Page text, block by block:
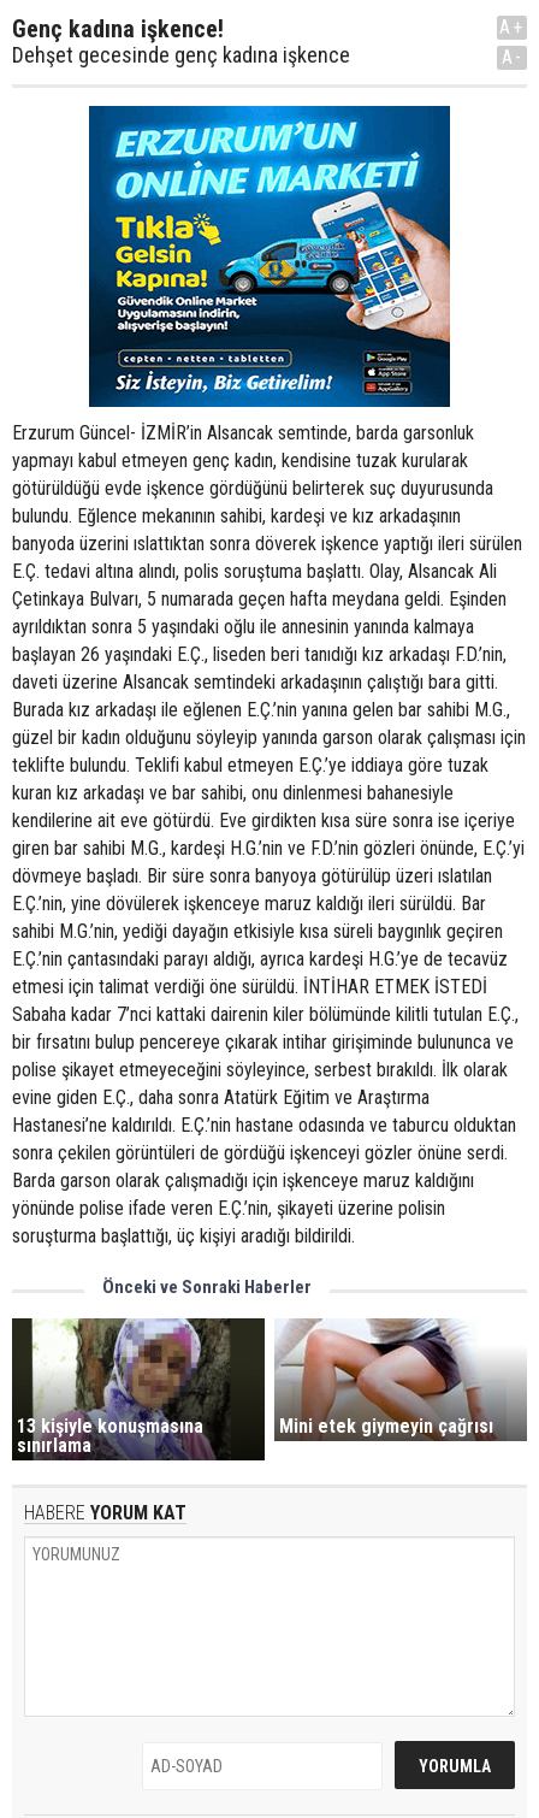
Genç kadına işkence!
Dehşet gecesinde genç kadına işkence
A+
A-
Erzurum Güncel- İZMİR’in Alsancak semtinde, barda garsonluk
yapmayı kabul etmeyen genç kadın, kendisine tuzak kurularak
götürüldüğü evde işkence gördüğünü belirterek suç duyurusunda
bulundu. Eğlence mekanının sahibi, kardeşi ve kız arkadaşının
banyoda üzerini ıslattıktan sonra döverek işkence yaptığı ileri sürülen
E.Ç. tedavi altına alındı, polis soruştuma başlattı. Olay, Alsancak Ali
Çetinkaya Bulvarı, 5 numarada geçen hafta meydana geldi. Eşinden
ayrıldıktan sonra 5 yaşındaki oğlu ile annesinin yanında kalmaya
başlayan 26 yaşındaki E.Ç., liseden beri tanıdığı kız arkadaşı F.D.’nin,
daveti üzerine Alsancak semtindeki arkadaşının çalıştığı bara gitti.
Burada kız arkadaşı ile eğlenen E.Ç.’nin yanına gelen bar sahibi M.G.,
güzel bir kadın olduğunu söyleyip yanında garson olarak çalışması için
teklifte bulundu. Teklifi kabul etmeyen E.Ç.’ye iddiaya göre tuzak
kuran kız arkadaşı ve bar sahibi, onu dinlenmesi bahanesiyle
kendilerine ait eve götürdü. Eve girdikten kısa süre sonra ise içeriye
giren bar sahibi M.G., kardeşi H.G.’nin ve F.D.’nin gözleri önünde, E.Ç.’yi
dövmeye başladı. Bir süre sonra banyoya götürülüp üzeri ıslatılan
E.Ç.’nin, yine dövülerek işkenceye maruz kaldığı ileri sürüldü. Bar
sahibi M.G.’nin, yediği dayağın etkisiyle kısa süreli baygınlık geçiren
E.Ç.’nin çantasındaki parayı aldığı, ayrıca kardeşi H.G.’ye de tecavüz
etmesi için talimat verdiği öne sürüldü. İNTİHAR ETMEK İSTEDİ
Sabaha kadar 7’nci kattaki dairenin kiler bölümünde kilitli tutulan E.Ç.,
bir fırsatını bulup pencereye çıkarak intihar girişiminde bulununca ve
polise şikayet etmeyeceğini söyleyince, serbest bırakıldı. İlk olarak
evine giden E.Ç., daha sonra Atatürk Eğitim ve Araştırma
Hastanesi’ne kaldırıldı. E.Ç.’nin hastane odasında ve taburcu olduktan
sonra çekilen görüntüleri de gördüğü işkenceyi gözler önüne serdi.
Barda garson olarak çalışmadığı için işkenceye maruz kaldığını
yönünde polise ifade veren E.Ç.’nin, şikayeti üzerine polisin
soruşturma başlattığı, üç kişiyi aradığı bildirildi.
Önceki ve Sonraki Haberler
13 kişiyle konuşmasına
sınırlama
Mini etek giymeyin çağrısı
HABERE YORUM KAT